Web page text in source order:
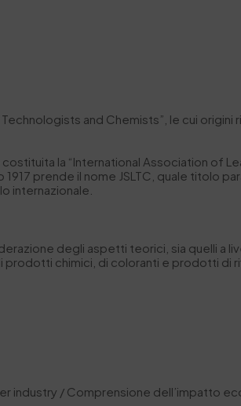
and Chemists”, le cui origini
la “International Association of
prende il nome JSLTC, quale titolo
internazionale.
degli aspetti teorici, sia quelli a
chimici, di coloranti e prodotti di
/ Comprensione dell’impatto